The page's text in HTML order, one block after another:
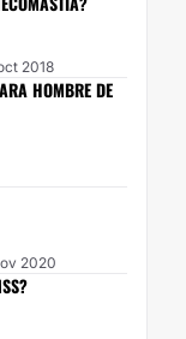
2018
HOMBRE DE
2020